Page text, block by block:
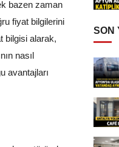
bazen zaman
fiyat bilgilerini
bilgisi alarak,
nasıl
avantajları
SON